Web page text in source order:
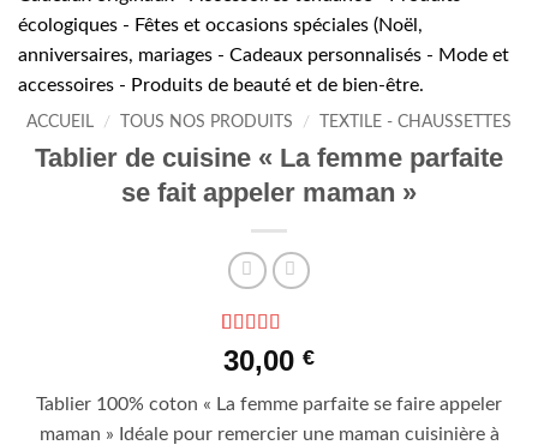
ACCUEIL / TOUS NOS PRODUITS / TEXTILE - CHAUSSETTES
Tablier de cuisine « La femme parfaite
se fait appeler maman »
Noté 5sur 5
basé sur
2
client
30,00 €
Tablier 100% coton « La femme parfaite se faire appeler
maman » Idéale pour remercier une maman cuisinière à